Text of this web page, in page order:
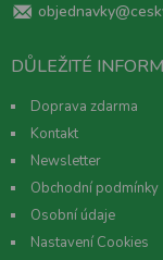
DŮLEŽITÉ
Doprava zdarma
Kontakt
Newsletter
Obchodní podmínky
Osobní údaje
Nastavení Cookies